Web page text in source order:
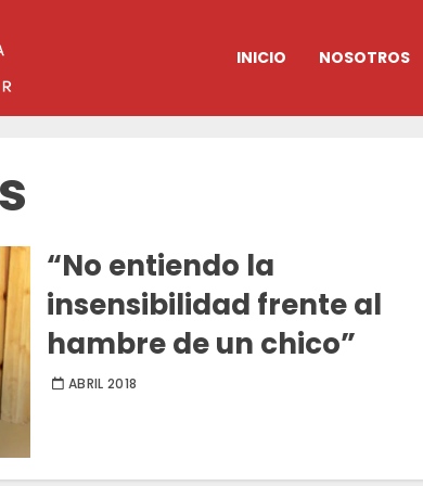
INICIO NOSOTROS
“No entiendo la
insensibilidad frente al
hambre de un chico”
ABRIL 2018